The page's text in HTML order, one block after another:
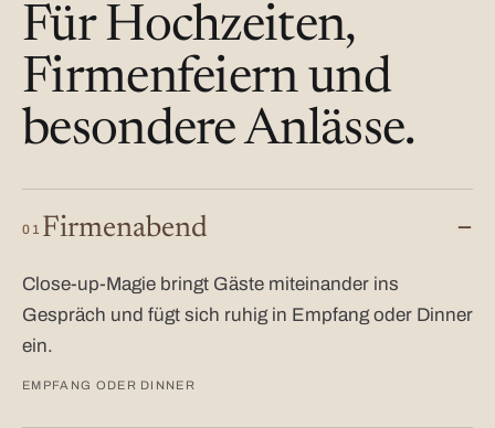
Für Hochzeiten,
Firmenfeiern und
besondere Anlässe.
01 Firmenabend
Close-up-Magie bringt Gäste miteinander ins
Gespräch und fügt sich ruhig in Empfang oder Dinner
ein.
EMPFANG ODER DINNER